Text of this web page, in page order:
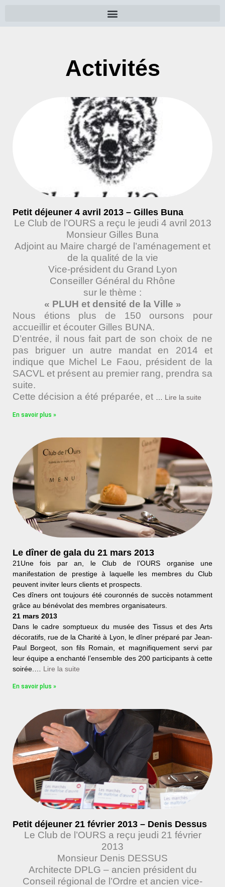
Activités
Petit déjeuner 4 avril 2013 – Gilles Buna
Le Club de l’OURS a reçu le jeudi 4 avril 2013
Monsieur Gilles Buna
Adjoint au Maire chargé de l’aménagement et
de la qualité de la vie
Vice-président du Grand Lyon
Conseiller Général du Rhône
sur le thème :
« PLUH et densité de la Ville »
Nous étions plus de 150 oursons pour
accueillir et écouter Gilles BUNA.
D’entrée, il nous fait part de son choix de ne
pas briguer un autre mandat en 2014 et
indique que Michel Le Faou, président de la
SACVL et présent au premier rang, prendra sa
suite.
Cette décision a été préparée, et
Lire la suite
En savoir plus »
Le dîner de gala du 21 mars 2013
21Une fois par an, le Club de l’OURS organise une
manifestation de prestige à laquelle les membres du Club
peuvent inviter leurs clients et prospects.
Ces dîners ont toujours été couronnés de succès notamment
grâce au bénévolat des membres organisateurs.
21 mars 2013
Dans le cadre somptueux du musée des Tissus et des Arts
décoratifs, rue de la Charité à Lyon, le dîner préparé par Jean-
Paul Borgeot, son fils Romain, et magnifiquement servi par
leur équipe a enchanté l’ensemble des 200 participants à cette
soirée.… Lire la suite
En savoir plus »
Petit déjeuner 21 février 2013 – Denis Dessus
Le Club de l’OURS a reçu jeudi 21 février
2013
Monsieur Denis DESSUS
Architecte DPLG – ancien président du
Conseil régional de l’Ordre et ancien vice-